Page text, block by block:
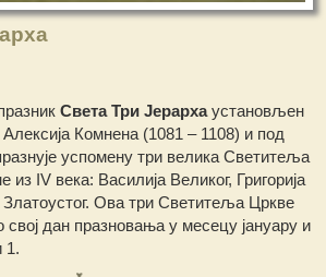
Света Три Јерархаустановљен
Комнена (1081 – 1108) и под
успомену три велика Светитеља
IV века: Василија Великог, Григорија
Златоустог. Ова три Светитеља Цркве
свој дан празновања у месецу јануару и
1.